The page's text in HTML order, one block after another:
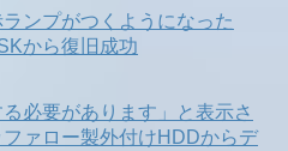
ンプがつくようになった
から復旧成功
る必要があります」と表示さ
ァロー製外付けHDDからデ